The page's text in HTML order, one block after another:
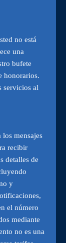
no está
una
bufete
honorarios.
servicios al
mensajes
recibir
detalles de
y
el número
mediante
no es una